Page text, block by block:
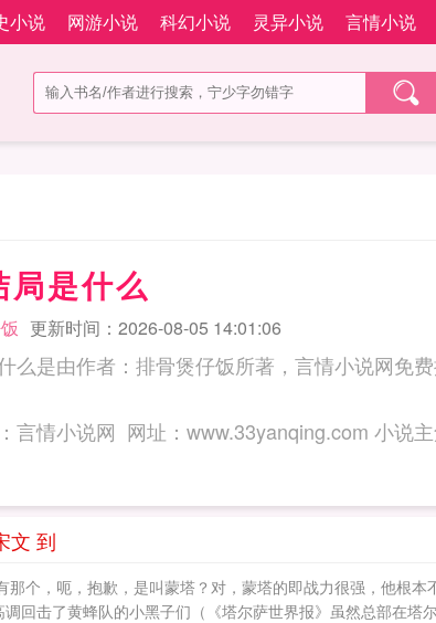
小说 网游小说 科幻小说 灵异小说 言情小说
局是什么
更新时间：2026-08-05 14:01:06
么是由作者：排骨煲仔饭所著，言情小说网免
三秒记住本站：
文 到
，呃，抱歉，是叫蒙塔？对，蒙塔的即战力很强，他根
击了黄蜂队的小黑子们（《塔尔萨世界报》虽然总部在塔